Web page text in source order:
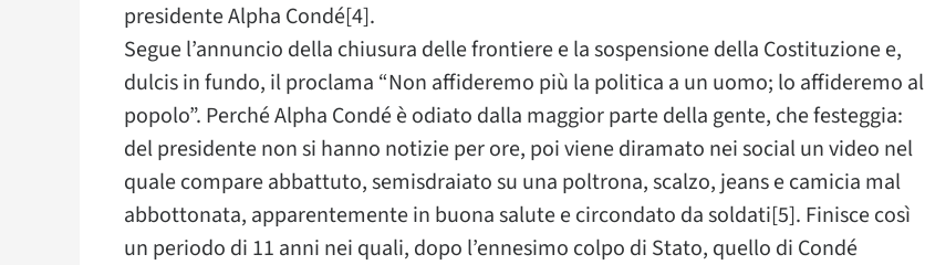
presidente Alpha Condé[4].
Segue l’annuncio della chiusura delle frontiere e la sospensione della Costituzione e,
dulcis in fundo, il proclama “Non affideremo più la politica a un uomo; lo affideremo al
popolo”. Perché Alpha Condé è odiato dalla maggior parte della gente, che festeggia:
del presidente non si hanno notizie per ore, poi viene diramato nei social un video nel
quale compare abbattuto, semisdraiato su una poltrona, scalzo, jeans e camicia mal
abbottonata, apparentemente in buona salute e circondato da soldati[5]. Finisce così
un periodo di 11 anni nei quali, dopo l’ennesimo colpo di Stato, quello di Condé